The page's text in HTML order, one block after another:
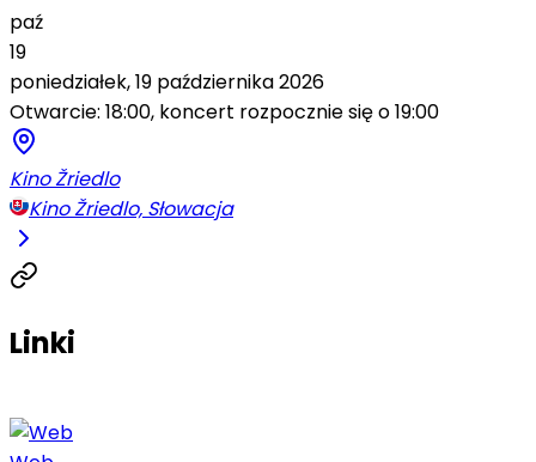
paź
19
poniedziałek, 19 października 2026
Otwarcie: 18:00, koncert rozpocznie się o 19:00
Kino Žriedlo
Kino Žriedlo, Słowacja
Linki